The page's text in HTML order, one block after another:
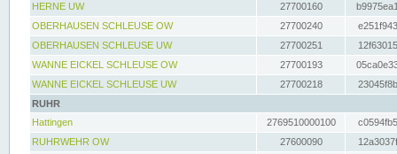
HERNE UW
27700160
OBERHAUSEN SCHLEUSE OW
27700240
OBERHAUSEN SCHLEUSE UW
27700251
WANNE EICKEL SCHLEUSE OW
27700193
WANNE EICKEL SCHLEUSE UW
27700218
RUHR
Hattingen
2769510000100
RUHRWEHR OW
27600090